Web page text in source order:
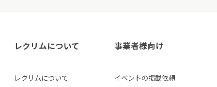
レクリムについて
レクリムについて
事業者様向け
イベントの掲載依頼